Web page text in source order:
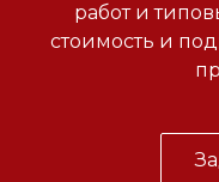
работ и
стоимость и